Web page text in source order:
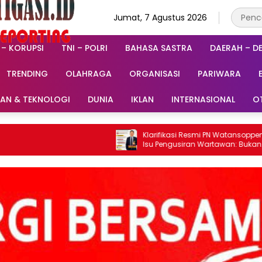
Jumat, 7 Agustus 2026
KORUPSI TNI – POLRI BAHASA SASTRA DAERAH –
TRENDING OLAHRAGA ORGANISASI PARIWARA
& TEKNOLOGI DUNIA IKLAN INTERNASIONAL
Klarifikasi Resmi PN Watansoppeng Soal
Isu Pengusiran Wartawan: Bukan
Pengusiran, Tapi Penertiban Fasilitas PTSP